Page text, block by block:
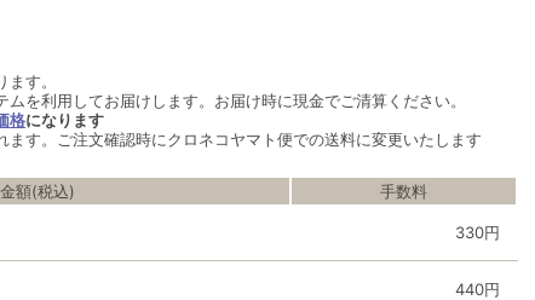
す。
を利用してお届けします。お届け時に現金でご清算ください。
格になります
ます。ご注文確認時にクロネコヤマト便での送料に変更いたします
額(税込) 手数料
330円
440円